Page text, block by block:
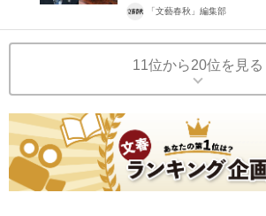
「文藝春秋」編集部
11位から20位を見る